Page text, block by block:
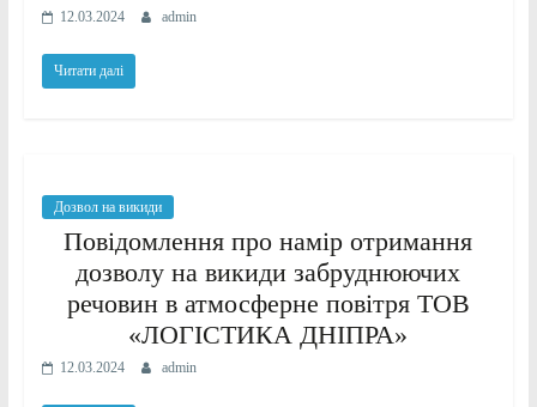
12.03.2024 admin
Читати далі
Дозвол на викиди
Повідомлення про намір отримання
дозволу на викиди забруднюючих
речовин в атмосферне повітря ТОВ
«ЛОГІСТИКА ДНІПРА»
12.03.2024 admin